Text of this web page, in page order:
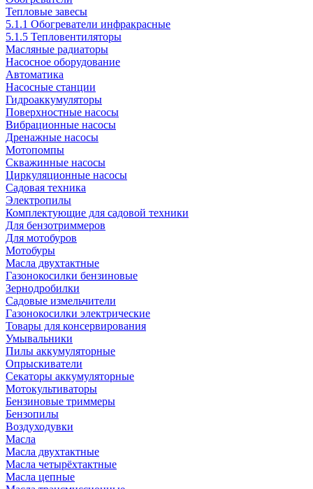
Тепловые завесы
5.1.1 Обогреватели инфракрасные
5.1.5 Тепловентиляторы
Масляные радиаторы
Насосное оборудование
Автоматика
Насосные станции
Гидроаккумуляторы
Поверхностные насосы
Вибрационные насосы
Дренажные насосы
Мотопомпы
Скважинные насосы
Циркуляционные насосы
Садовая техника
Электропилы
Комплектующие для садовой техники
Для бензотриммеров
Для мотобуров
Мотобуры
Масла двухтактные
Газонокосилки бензиновые
Зернодробилки
Садовые измельчители
Газонокосилки электрические
Товары для консервирования
Умывальники
Пилы аккумуляторные
Опрыскиватели
Секаторы аккумуляторные
Мотокультиваторы
Бензиновые триммеры
Бензопилы
Воздуходувки
Масла
Масла двухтактные
Масла четырёхтактные
Масла цепные